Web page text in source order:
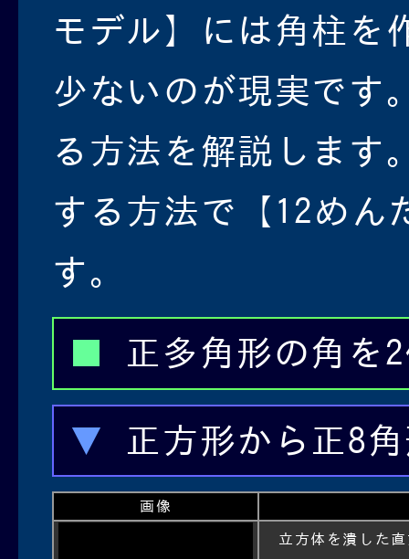
モデル】には角柱を
少ないのが現実です
る方法を解説します
する方法で【12めん
す。
正多角形の角を
正方形から正8
画像
立方体を潰した